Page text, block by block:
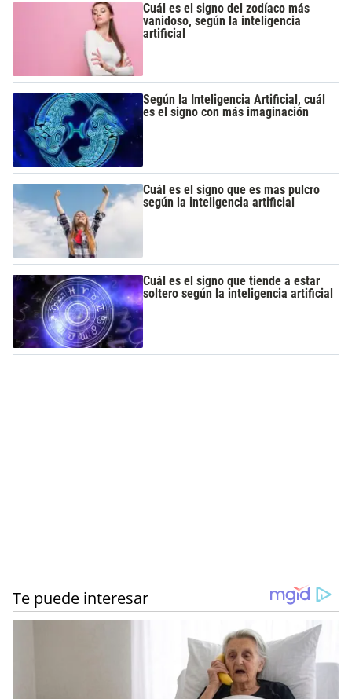
Cuál es el signo del zodíaco más
vanidoso, según la inteligencia
artificial
Según la Inteligencia Artificial, cuál
es el signo con más imaginación
Cuál es el signo que es mas pulcro
según la inteligencia artificial
Cuál es el signo que tiende a estar
soltero según la inteligencia artificial